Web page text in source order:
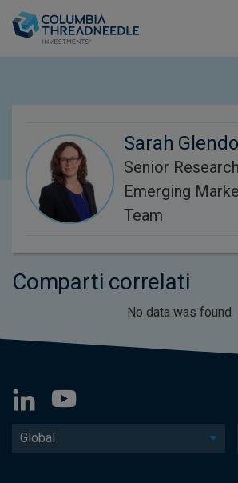
Sarah
Senior
Emerging
Team
Comparti correlati
No data was found
Global